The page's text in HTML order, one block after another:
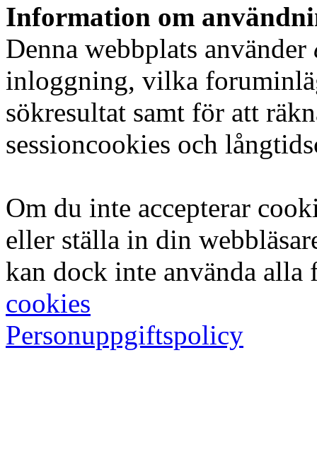
Information om
Denna webbplats använder
inloggning, vilka
sökresultat samt för att
sessioncookies och
Om du inte accepterar
eller ställa in din
kan dock inte använda
cookies
Personuppgiftspolicy